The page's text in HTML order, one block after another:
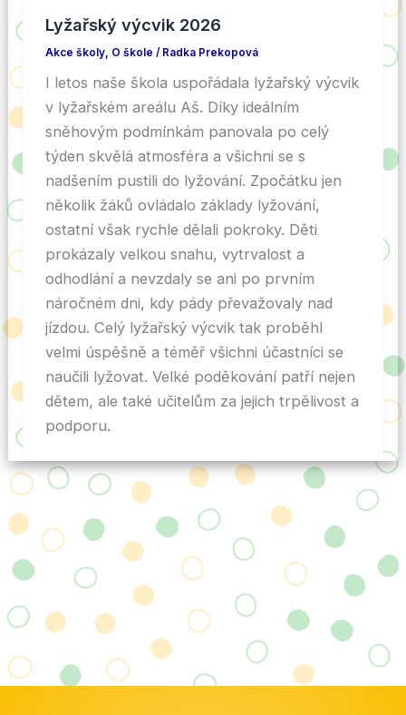
Lyžařský výcvik 2026
Akce školy, O škole / Radka Prekopová
I letos naše škola uspořádala lyžařský výcvik
v lyžařském areálu Aš. Díky ideálním
sněhovým podmínkám panovala po celý
týden skvělá atmosféra a všichni se s
nadšením pustili do lyžování. Zpočátku jen
několik žáků ovládalo základy lyžování,
ostatní však rychle dělali pokroky. Děti
prokázaly velkou snahu, vytrvalost a
odhodlání a nevzdaly se ani po prvním
náročném dni, kdy pády převažovaly nad
jízdou. Celý lyžařský výcvik tak proběhl
velmi úspěšně a téměř všichni účastníci se
naučili lyžovat. Velké poděkování patří nejen
dětem, ale také učitelům za jejich trpělivost a
podporu.